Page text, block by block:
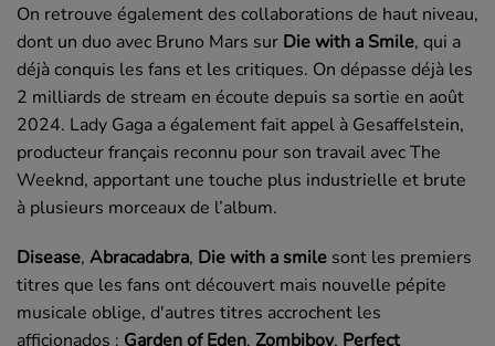
On retrouve également des collaborations de haut niveau,
dont un duo avec Bruno Mars sur Die with a Smile, qui a
déjà conquis les fans et les critiques. On dépasse déjà les
2 milliards de stream en écoute depuis sa sortie en août
2024. Lady Gaga a également fait appel à Gesaffelstein,
producteur français reconnu pour son travail avec The
Weeknd, apportant une touche plus industrielle et brute
à plusieurs morceaux de l’album.
Disease, Abracadabra, Die with a smile sont les premiers
titres que les fans ont découvert mais nouvelle pépite
musicale oblige, d'autres titres accrochent les
afficionados : Garden of Eden, Zombiboy, Perfect